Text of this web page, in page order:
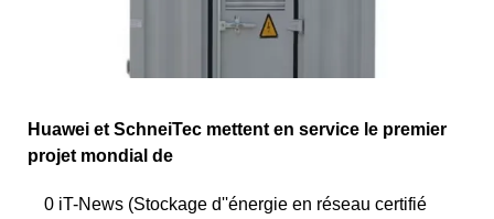
Huawei et SchneiTec mettent en service le premier
projet mondial de
0 iT-News (Stockage d''énergie en réseau certifié